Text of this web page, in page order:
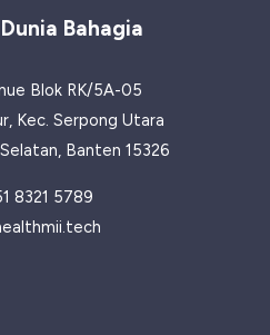
Bahagia
Blok RK/5A-05
Kec. Serpong Utara
Banten 15326
8321 5789